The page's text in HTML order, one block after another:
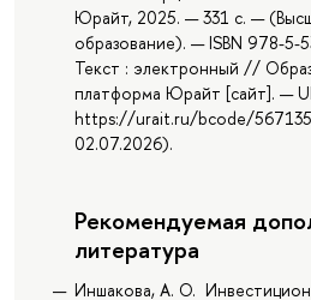
Юрайт, 2025. — 331 с. —
образование). — ISBN 978-5-
Текст : электронный //
платформа Юрайт [сайт]. —
https://urait.ru/bcode/567135
02.07.2026).
Рекомендуемая
литература
Иншакова, А. О.